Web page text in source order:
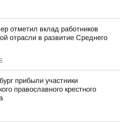
отметил вклад работников
отрасли в развитие Среднего
прибыли участники
православного крестного